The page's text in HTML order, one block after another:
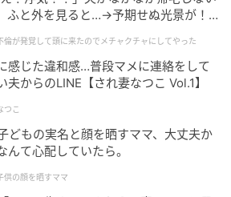
ぱいです。どうぞ最後の活躍をお
報です
、生きてるよね？」寝ていると思
開けたら
ふと外を見ると…→予期せぬ光景が！
にしてやった
倫が発覚して頭に来たのでメチャクチャにしてやった
感じた違和感…普段マメに連絡をして
夫からのLINE【され妻なつこ Vol.1】
つこ
もの実名と顔を晒すママ、大丈夫か
んて心配していたら。
供の顔を晒すママ